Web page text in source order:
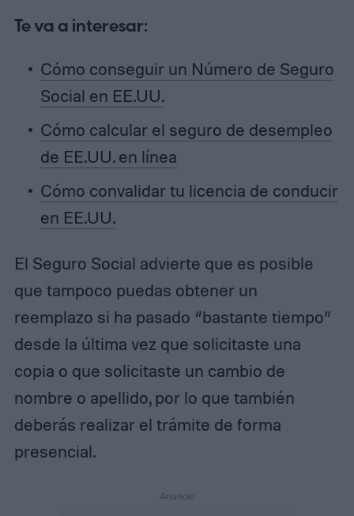
Te va a interesar:
Cómo conseguir un Número de Seguro
Social en EE.UU.
Cómo calcular el seguro de desempleo
de EE.UU. en línea
Cómo convalidar tu licencia de conducir
en EE.UU.
El Seguro Social advierte que es posible
que tampoco puedas obtener un
reemplazo si ha pasado “bastante tiempo”
desde la última vez que solicitaste una
copia o que solicitaste un cambio de
nombre o apellido, por lo que también
deberás realizar el trámite de forma
presencial.